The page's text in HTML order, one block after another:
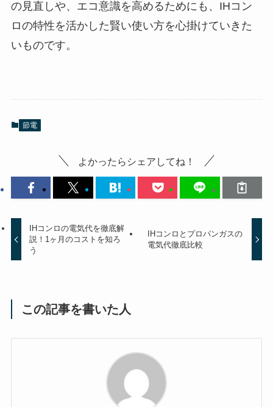
の見直しや、エコ意識を高めるためにも、IHコン
ロの特性を活かした賢い使い方を心掛けていきた
いものです。
節電
よかったらシェアしてね！
IHコンロの電気代を徹底解
説！1ヶ月のコストを知ろ
う
IHコンロとプロパンガスの
電気代徹底比較
この記事を書いた人